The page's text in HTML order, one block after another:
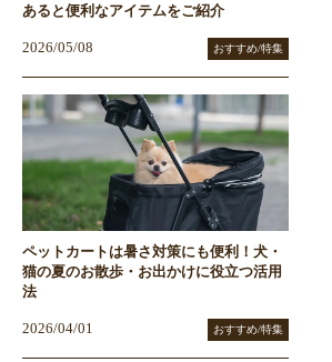
あると便利なアイテムをご紹介
2026/05/08 おすすめ/特集
ペットカートは暑さ対策にも便利！犬・
猫の夏のお散歩・お出かけに役立つ活用
法
2026/04/01 おすすめ/特集